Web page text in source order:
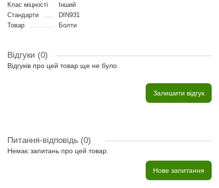
Клас міцності
Інший
Стандарти
DIN931
Товар
Болти
Відгуки (0)
Відгуків про цей товар ще не було.
Залишити відгук
Питання-відповідь (0)
Немає запитань про цей товар.
Нове запитання